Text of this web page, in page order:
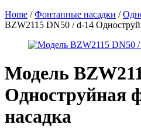
Home /Фонтанные насадки /
BZW2115 DN50 / d-14
Модель
Одноструйная
насадка